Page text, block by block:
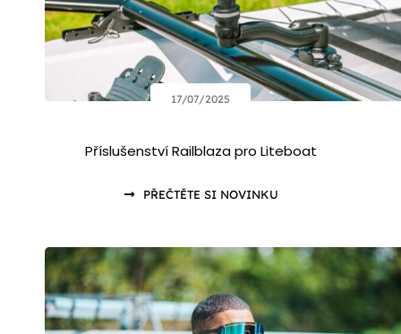
17/07/2025
Příslušenství Railblaza pro Liteboat
PŘEČTĚTE SI NOVINKU